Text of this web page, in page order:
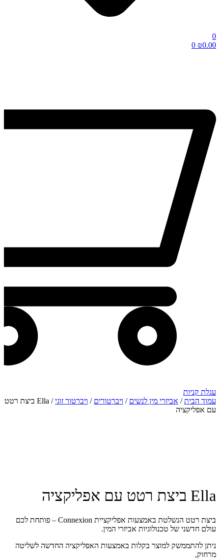
0
₪0.00
0
עגלת קניות
עמוד הבית/ אביזרי מין לנשים / ויברטורים / ויברטור זוגי
/ Ella ביצת רטט
עם אפליקציה
Ella ביצת רטט עם אפליקציה
ביצת רטט הנשלטת באמצעות אפליקציית Connexion – פותחת לכם
עולם חדשני של טכנולוגיות אביזרי המין.
ניתן להתממשק למוצר בקלות באמצעות האפליקציה החדשה לשליטה
מרחוק,